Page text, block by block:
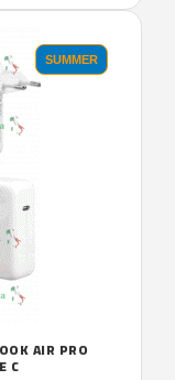
SUMMER
AIR PRO
C